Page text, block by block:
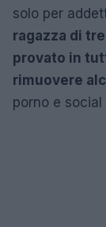
solo per
ragazza di
provato in
rimuovere
porno e social